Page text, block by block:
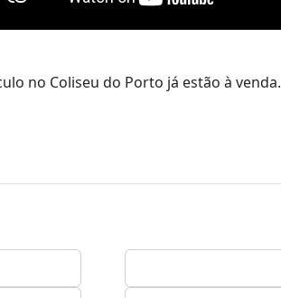
no Coliseu do Porto já estão à venda.